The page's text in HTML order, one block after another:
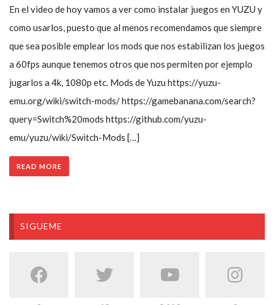
En el video de hoy vamos a ver como instalar juegos en YUZU y
como usarlos, puesto que al menos recomendamos que siempre
que sea posible emplear los mods que nos estabilizan los juegos
a 60fps aunque tenemos otros que nos permiten por ejemplo
jugarlos a 4k, 1080p etc. Mods de Yuzu https://yuzu-
emu.org/wiki/switch-mods/ https://gamebanana.com/search?
query=Switch%20mods https://github.com/yuzu-
emu/yuzu/wiki/Switch-Mods […]
READ MORE
SIGUEME